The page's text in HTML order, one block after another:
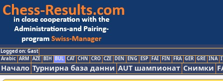
Logged on: Gast
Arabic ARM AZE BIH BUL CAT CHN CRO CZE DEN ENG ESP FAI FIN FRA GER GRE INA
Начало Турнирна база данни AUT шампионат Снимки